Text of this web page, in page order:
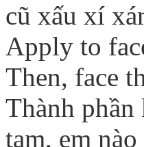
cũ xấu xí
Apply to
Then, face
Thành
tạm, em